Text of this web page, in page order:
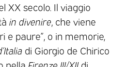
XX secolo. Il viaggio
in divenire, che viene
e paure”, o in memorie,
di Giorgio de Chirico